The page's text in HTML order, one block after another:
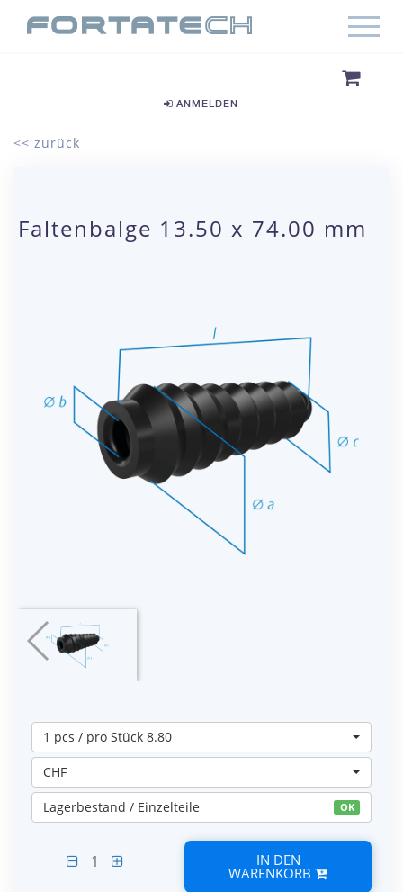
ANMELDEN
<< zurück
Faltenbalge 13.50 x 74.00 mm
1 pcs / pro Stück 8.80
CHF
Lagerbestand / Einzelteile OK
1 IN DEN
WARENKORB